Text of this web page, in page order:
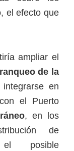
el efecto que
ampliar el
de la
en
el Puerto
, en los
de
el posible